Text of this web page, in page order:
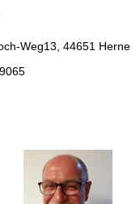
Weg13, 44651 Herne